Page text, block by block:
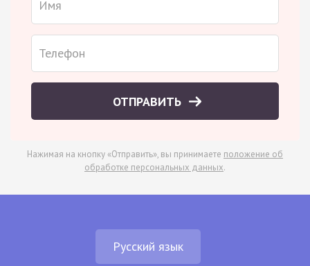
ОТПРАВИТЬ
Нажимая на кнопку «Отправить», вы принимаете положение об
обработке персональных данных.
Русский язык